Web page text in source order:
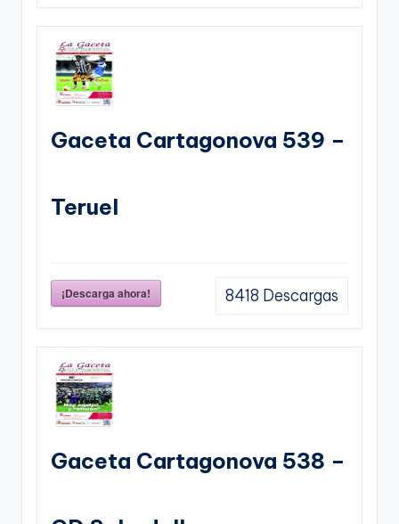
Gaceta Cartagonova 539 –
Teruel
¡Descarga ahora! 8418 Descargas
Gaceta Cartagonova 538 –